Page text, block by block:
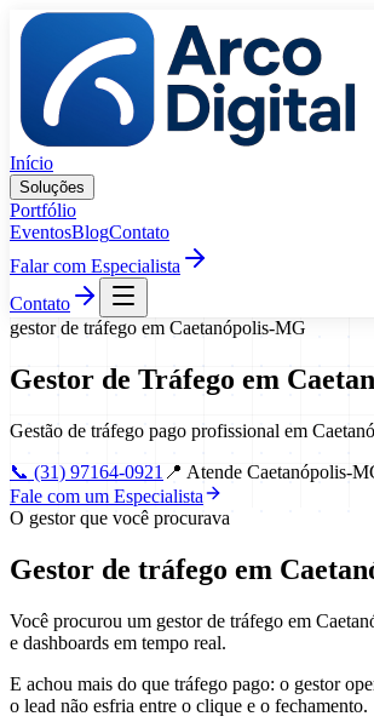
Pular para o conteúdo
Início
Soluções
Portfólio
EventosBlogContato
Falar com Especialista
Contato
gestor de tráfego em Caetanópolis-MG
Gestor de Tráfego em
Gestão de tráfego pago profissional em
📞 (31) 97164-0921 📍 Atende Caetanópolis-
Fale com um Especialista
O gestor que você procurava
Gestor de tráfego em
Você procurou um gestor de tráfego em
e dashboards em tempo real.
E achou mais do que tráfego pago: o gestor
o lead não esfria entre o clique e o fechamento.